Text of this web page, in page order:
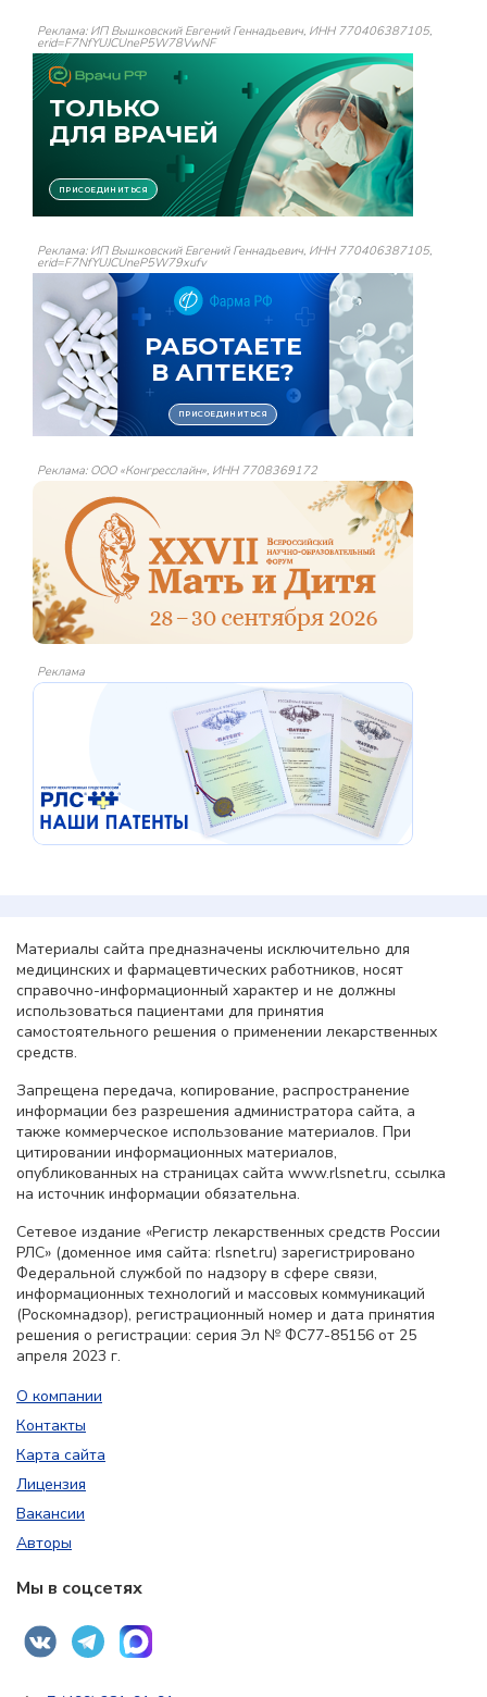
Реклама: ИП Вышковский Евгений Геннадьевич, ИНН 770406387105,
erid=F7NfYUJCUneP5W78VwNF
Реклама: ИП Вышковский Евгений Геннадьевич, ИНН 770406387105,
erid=F7NfYUJCUneP5W79xufv
Реклама: ООО «Конгресслайн», ИНН 7708369172
Реклама
Материалы сайта предназначены исключительно для
медицинских и фармацевтических работников, носят
справочно-информационный характер и не должны
использоваться пациентами для принятия
самостоятельного решения о применении лекарственных
средств.
Запрещена передача, копирование, распространение
информации без разрешения администратора сайта, а
также коммерческое использование материалов. При
цитировании информационных материалов,
опубликованных на страницах сайта www.rlsnet.ru, ссылка
на источник информации обязательна.
Сетевое издание «Регистр лекарственных средств России
РЛС» (доменное имя сайта: rlsnet.ru) зарегистрировано
Федеральной службой по надзору в сфере связи,
информационных технологий и массовых коммуникаций
(Роскомнадзор), регистрационный номер и дата принятия
решения о регистрации: серия Эл № ФС77-85156 от 25
апреля 2023 г.
О компании
Контакты
Карта сайта
Лицензия
Вакансии
Авторы
Мы в соцсетях